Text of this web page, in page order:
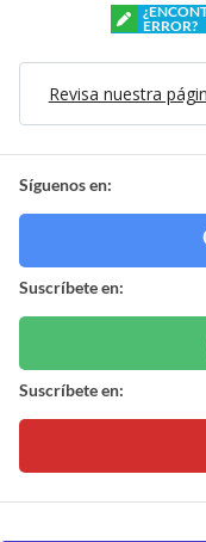
ERROR?
Revisa nuestra
Síguenos en:
Suscríbete en:
Suscríbete en: